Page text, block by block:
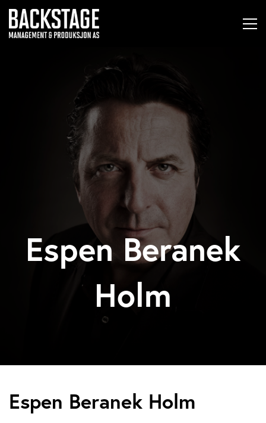
Espen Beranek
Holm
E
Espen Beranek Holm